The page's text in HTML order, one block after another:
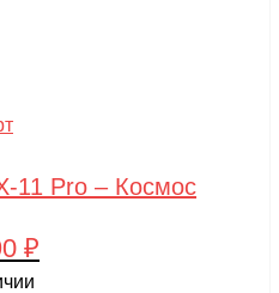
11 Pro – Космос
₽